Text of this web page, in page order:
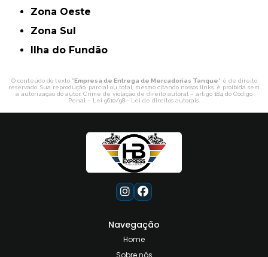
Zona Oeste
Zona Sul
ilha do Fundão
O conteúdo do texto "Empresa de Entrega de Mercadorias Tanque" é de direito
reservado. Sua reprodução, parcial ou total, mesmo citando nossos links, é proibida sem
a autorização do autor. Crime de violação de direito autoral – artigo 184 do Código
Penal – Lei 9610/98 - Lei de direitos autorais.
Navegação
Home
Sobre nós